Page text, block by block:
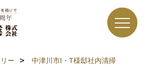
ー 中津川市I・T様邸社内清掃